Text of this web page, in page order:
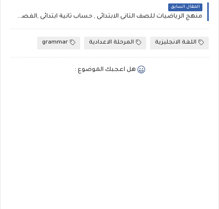
المقال السابق
منهج الرياضيات للصف الثانى الابتدائى , حساب ثانية ابتدائى ,الفصل الدراسى الاول 2019
اللغة الانجليزية المرحلة الاعدادية grammar
هل اعجبك الموضوع :